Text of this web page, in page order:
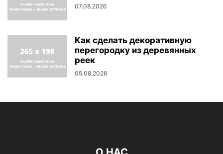
07.08.2026
Как сделать декоративную
перегородку из деревянных
реек
05.08.2026